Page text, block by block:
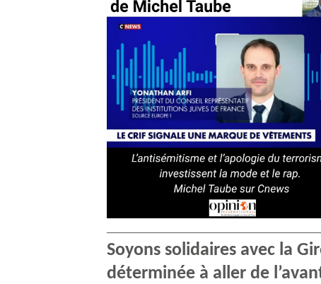
Soyons solidaires avec la
déterminée à aller de